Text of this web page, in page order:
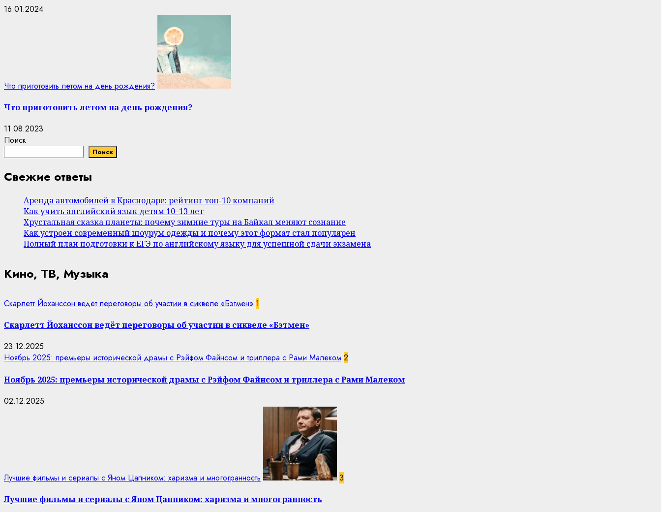
16.01.2024
Что приготовить летом на день рождения?
Что приготовить летом на день рождения?
11.08.2023
Поиск
Поиск
Свежие ответы
Аренда автомобилей в Краснодаре: рейтинг топ-10 компаний
Как учить английский язык детям 10–13 лет
Хрустальная сказка планеты: почему зимние туры на Байкал меняют сознание
Как устроен современный шоурум одежды и почему этот формат стал популярен
Полный план подготовки к ЕГЭ по английскому языку для успешной сдачи экзамена
Кино, ТВ, Музыка
Скарлетт Йоханссон ведёт переговоры об участии в сиквеле «Бэтмен» 1
Скарлетт Йоханссон ведёт переговоры об участии в сиквеле «Бэтмен»
23.12.2025
Ноябрь 2025: премьеры исторической драмы с Рэйфом Файнсом и триллера с Рами Малеком 2
Ноябрь 2025: премьеры исторической драмы с Рэйфом Файнсом и триллера с Рами Малеком
02.12.2025
Лучшие фильмы и сериалы с Яном Цапником: харизма и многогранность 3
Лучшие фильмы и сериалы с Яном Цапником: харизма и многогранность